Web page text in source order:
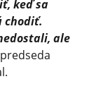
keď sa
chodiť.
ale